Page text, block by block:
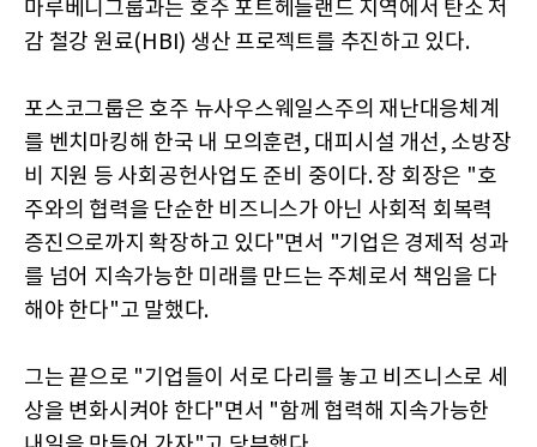
마루베니그룹과는 호주 포트헤들랜드 지역에서 탄소 저
감 철강 원료(HBI) 생산 프로젝트를 추진하고 있다.
포스코그룹은 호주 뉴사우스웨일스주의 재난대응체계
를 벤치마킹해 한국 내 모의훈련, 대피시설 개선, 소방장
비 지원 등 사회공헌사업도 준비 중이다. 장 회장은 "호
주와의 협력을 단순한 비즈니스가 아닌 사회적 회복력
증진으로까지 확장하고 있다"면서 "기업은 경제적 성과
를 넘어 지속가능한 미래를 만드는 주체로서 책임을 다
해야 한다"고 말했다.
그는 끝으로 "기업들이 서로 다리를 놓고 비즈니스로 세
상을 변화시켜야 한다"면서 "함께 협력해 지속가능한